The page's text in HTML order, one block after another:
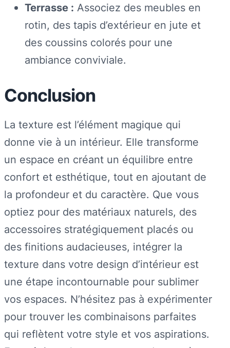
Terrasse : Associez des meubles en
rotin, des tapis d’extérieur en jute et
des coussins colorés pour une
ambiance conviviale.
Conclusion
La texture est l’élément magique qui
donne vie à un intérieur. Elle transforme
un espace en créant un équilibre entre
confort et esthétique, tout en ajoutant de
la profondeur et du caractère. Que vous
optiez pour des matériaux naturels, des
accessoires stratégiquement placés ou
des finitions audacieuses, intégrer la
texture dans votre design d’intérieur est
une étape incontournable pour sublimer
vos espaces. N’hésitez pas à expérimenter
pour trouver les combinaisons parfaites
qui reflètent votre style et vos aspirations.